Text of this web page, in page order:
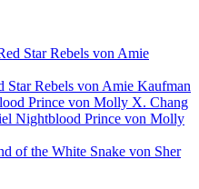
Star Rebels von Amie
Star Rebels von Amie Kaufman
Prince von Molly X. Chang
Nightblood Prince von Molly
of the White Snake von Sher